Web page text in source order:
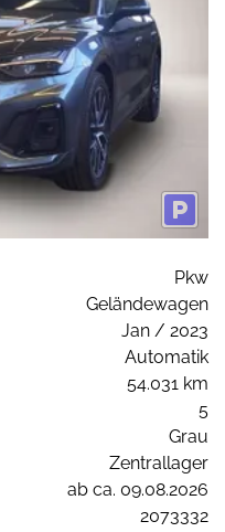
Pkw
Geländewagen
Jan / 2023
Automatik
54.031 km
5
Grau
Zentrallager
ab ca. 09.08.2026
2073332